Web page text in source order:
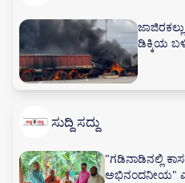
ಡಿಕ್ಕಿಯ
ಸುದ್ದಿ ಸದ್ದು
"ಗಡಿನಾಡಿನಲ್ಲಿ
ಅಭಿನಂದನೀಯ"